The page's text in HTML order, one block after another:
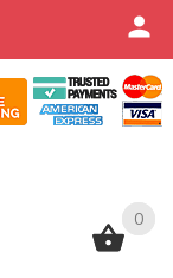
0
0